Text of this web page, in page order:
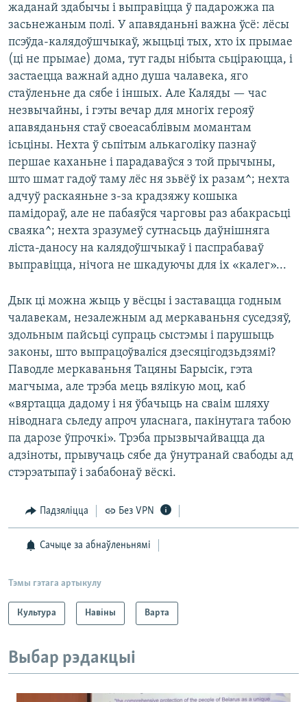
жаданай здабычы і выправіцца ў падарожжа па
засьнежаным полі. У апавяданьні важна ўсё: лёсы
псэўда-калядоўшчыкаў, жыцьці тых, хто іх прымае
(ці не прымае) дома, тут гады нібыта сьціраюцца, і
застаецца важнай адно душа чалавека, яго
стаўленьне да сябе і іншых. Але Каляды — час
незвычайны, і гэты вечар для многіх герояў
апавяданьня стаў своеасаблівым момантам
ісьціны. Нехта ў сьпітым алькаголіку пазнаў
першае каханьне і парадаваўся з той прычыны,
што шмат гадоў таму лёс ня зьвёў іх разам^; нехта
адчуў раскаяньне з-за крадзяжу кошыка
памідораў, але не пабаяўся чарговы раз абакрасьці
сваяка^; нехта зразумеў сутнасьць даўнішняга
ліста-даносу на калядоўшчыкаў і паспрабаваў
выправіцца, нічога не шкадуючы для іх «калег»...
Дык ці можна жыць у вёсцы і заставацца годным
чалавекам, незалежным ад меркаваньня суседзяў,
здольным пайсьці супраць сыстэмы і парушыць
законы, што выпрацоўваліся дзесяцігодзьдзямі?
Паводле меркаваньня Тацяны Барысік, гэта
магчыма, але трэба мець вялікую моц, каб
«вяртацца дадому і ня ўбачыць на сваім шляху
ніводнага сьледу апроч уласнага, пакінутага табою
па дарозе ўпрочкі». Трэба прызвычайвацца да
адзіноты, прывучаць сябе да ўнутранай свабоды ад
стэрэатыпаў і забабонаў вёскі.
Падзяліцца Без VPN
Сачыце за абнаўленьнямі
Тэмы гэтага артыкулу
Культура Навіны Варта
Выбар рэдакцыі